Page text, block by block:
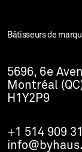
Bâtisseurs de
5696, 6e
Montréal
H1Y2P9
+1 514 909